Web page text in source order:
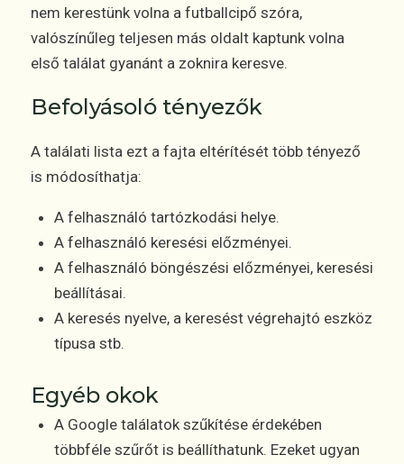
nem kerestünk volna a futballcipő szóra,
valószínűleg teljesen más oldalt kaptunk volna
első találat gyanánt a zoknira keresve.
Befolyásoló tényezők
A találati lista ezt a fajta eltérítését több tényező
is módosíthatja:
A felhasználó tartózkodási helye.
A felhasználó keresési előzményei.
A felhasználó böngészési előzményei, keresési
beállításai.
A keresés nyelve, a keresést végrehajtó eszköz
típusa stb.
Egyéb okok
A Google találatok szűkítése érdekében
többféle szűrőt is beállíthatunk. Ezeket ugyan